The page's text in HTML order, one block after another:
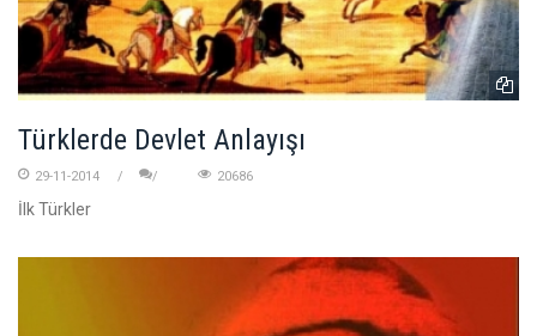
Türklerde Devlet Anlayışı
29-11-2014 20686
İlk Türkler